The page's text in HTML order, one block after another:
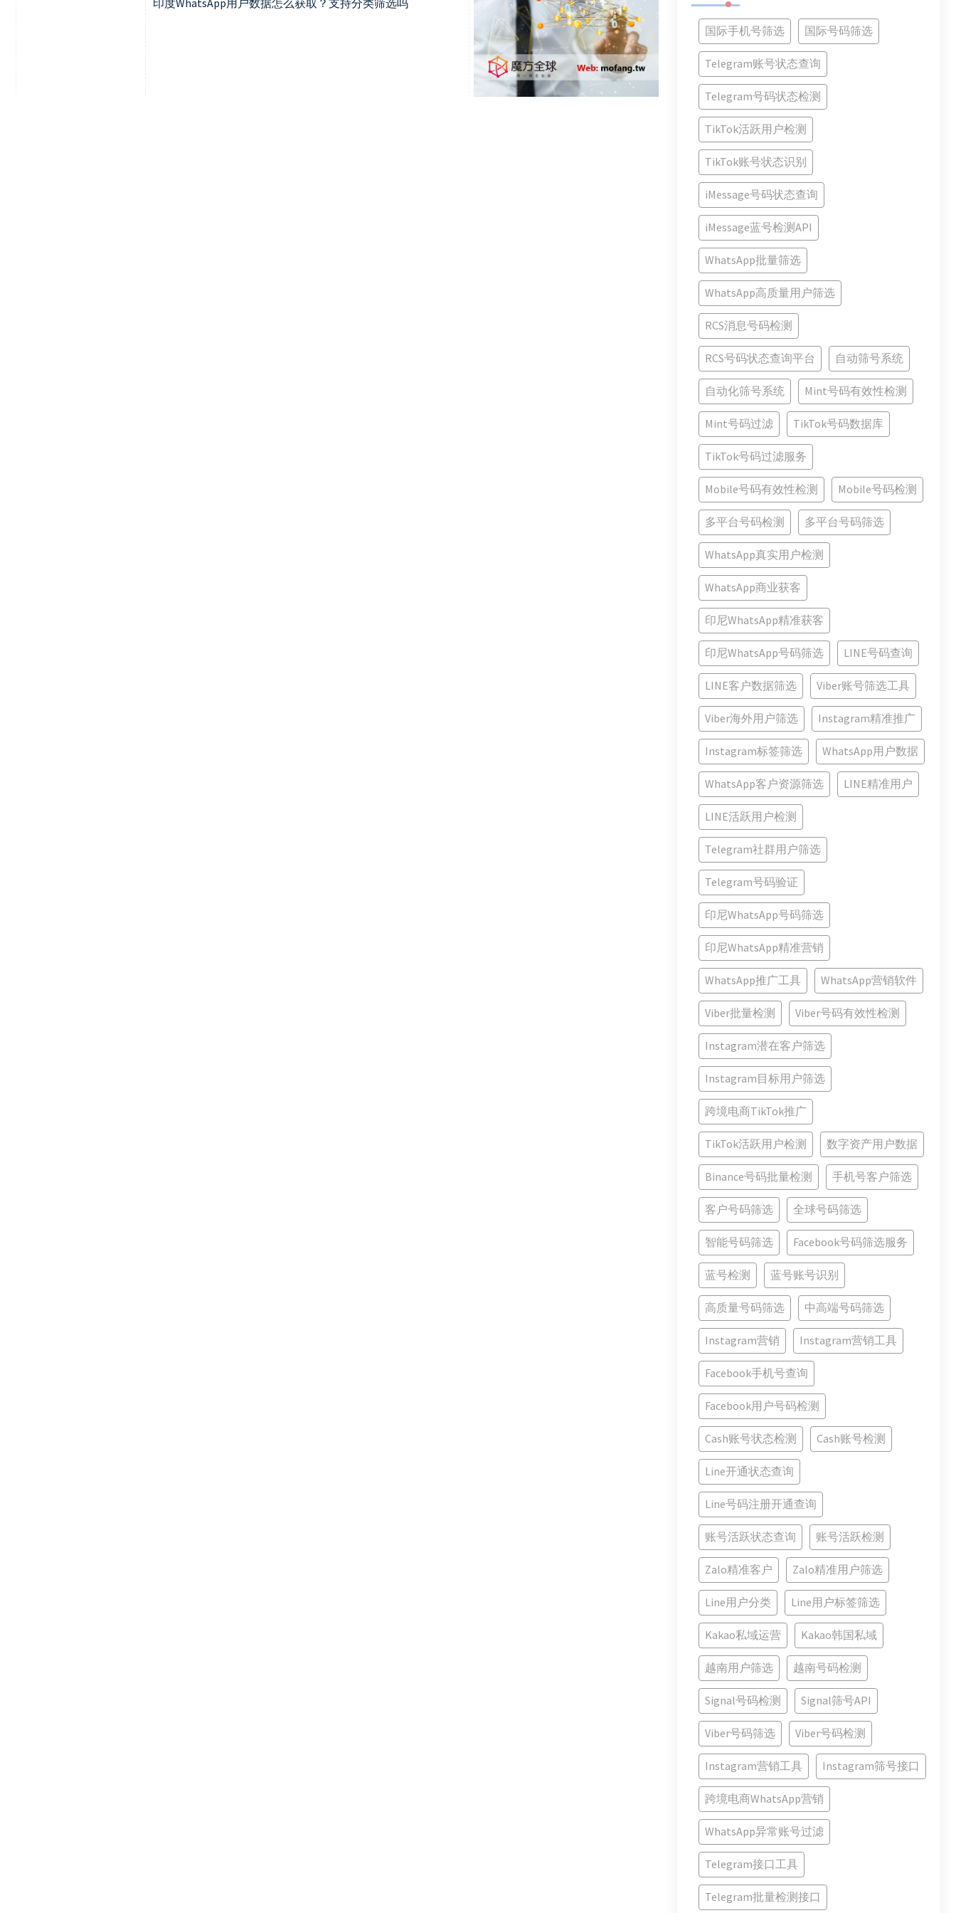
国际手机号筛选
国际号码筛选
Telegram账号状态查询
Telegram号码状态检测
TikTok活跃用户检测
TikTok账号状态识别
iMessage号码状态查询
iMessage蓝号检测API
WhatsApp批量筛选
WhatsApp高质量用户筛选
RCS消息号码检测
RCS号码状态查询平台 自动筛号系统
自动化筛号系统 Mint号码有效性检测
Mint号码过滤 TikTok号码数据库
TikTok号码过滤服务
Mobile号码有效性检测 Mobile号码检测
多平台号码检测 多平台号码筛选
WhatsApp真实用户检测
WhatsApp商业获客
印尼WhatsApp精准获客
印尼WhatsApp号码筛选 LINE号码查询
LINE客户数据筛选 Viber账号筛选工具
Viber海外用户筛选 Instagram精准推广
Instagram标签筛选 WhatsApp用户数据
WhatsApp客户资源筛选 LINE精准用户
LINE活跃用户检测
Telegram社群用户筛选
Telegram号码验证
印尼WhatsApp号码筛选
印尼WhatsApp精准营销
WhatsApp推广工具 WhatsApp营销软件
Viber批量检测 Viber号码有效性检测
Instagram潜在客户筛选
Instagram目标用户筛选
跨境电商TikTok推广
TikTok活跃用户检测 数字资产用户数据
Binance号码批量检测 手机号客户筛选
客户号码筛选 全球号码筛选
智能号码筛选 Facebook号码筛选服务
蓝号检测 蓝号账号识别
高质量号码筛选 中高端号码筛选
Instagram营销 Instagram营销工具
Facebook手机号查询
Facebook用户号码检测
Cash账号状态检测 Cash账号检测
Line开通状态查询
Line号码注册开通查询
账号活跃状态查询 账号活跃检测
Zalo精准客户 Zalo精准用户筛选
Line用户分类 Line用户标签筛选
Kakao私域运营 Kakao韩国私域
越南用户筛选 越南号码检测
Signal号码检测 Signal筛号API
Viber号码筛选 Viber号码检测
Instagram营销工具 Instagram筛号接口
跨境电商WhatsApp营销
WhatsApp异常账号过滤
Telegram接口工具
Telegram批量检测接口